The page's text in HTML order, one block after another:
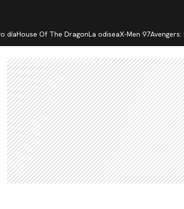
díaHouse Of The DragonLa odiseaX-Men 97